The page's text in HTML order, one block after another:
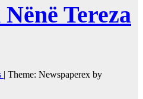
Tereza
| Theme: Newspaperex by